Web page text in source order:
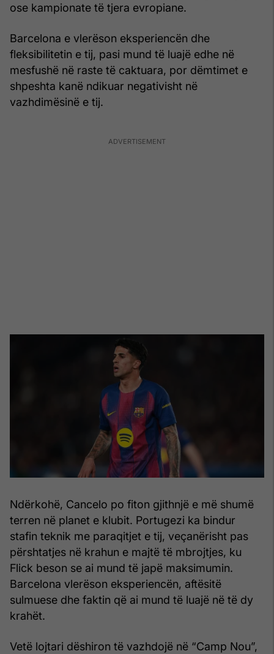
ose kampionate të tjera evropiane.
Barcelona e vlerëson eksperiencën dhe
fleksibilitetin e tij, pasi mund të luajë edhe në
mesfushë në raste të caktuara, por dëmtimet e
shpeshta kanë ndikuar negativisht në
vazhdimësinë e tij.
Ndërkohë, Cancelo po fiton gjithnjë e më shumë
terren në planet e klubit. Portugezi ka bindur
stafin teknik me paraqitjet e tij, veçanërisht pas
përshtatjes në krahun e majtë të mbrojtjes, ku
Flick beson se ai mund të japë maksimumin.
Barcelona vlerëson eksperiencën, aftësitë
sulmuese dhe faktin që ai mund të luajë në të dy
krahët.
Vetë lojtari dëshiron të vazhdojë në “Camp Nou”,